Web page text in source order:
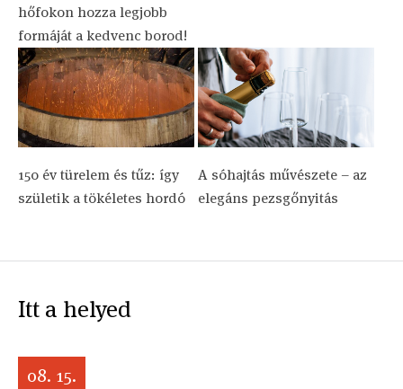
hőfokon hozza legjobb
formáját a kedvenc borod!
150 év türelem és tűz: így
születik a tökéletes hordó
A sóhajtás művészete – az
elegáns pezsgőnyitás
Itt a helyed
08. 15.